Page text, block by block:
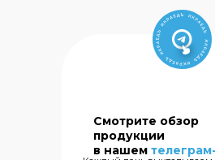
Смотрите обзор
продукции
в нашем
Сеть магазинов
морских
деликатесов